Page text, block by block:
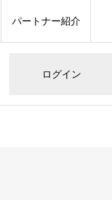
ログイン
パートナー紹介